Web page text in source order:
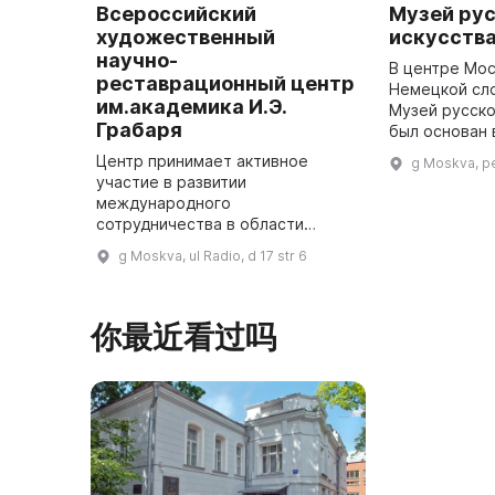
Всероссийский
художественный
научно-
реставрационный центр
им.академика И.Э.
Грабаря
Центр принимает активное
участие в развитии
международного
сотрудничества в области
иностранных специалистов для
Всероссийс ...
g Moskva, ul Radio, d 17 str 6
Музей
искусства
В центре
Немецкой
Музей
был основан
Струйских,
g Moskva,
你最近看过吗